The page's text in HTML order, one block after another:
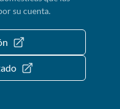
su cuenta.